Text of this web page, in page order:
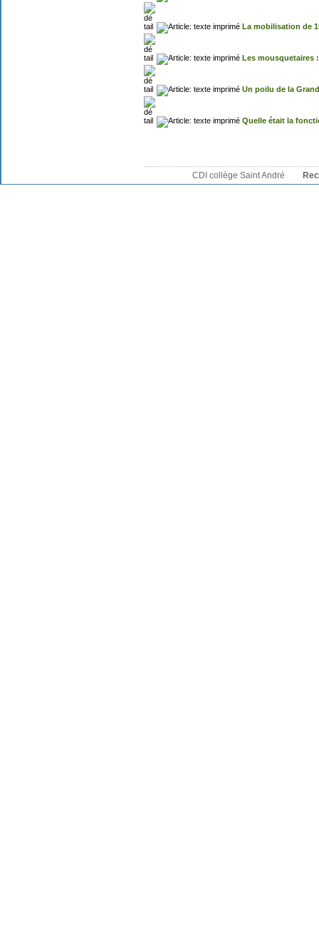
La mobilisation de
Les mousquetaires
Un poilu de la
Quelle était la
CDI collège Saint André